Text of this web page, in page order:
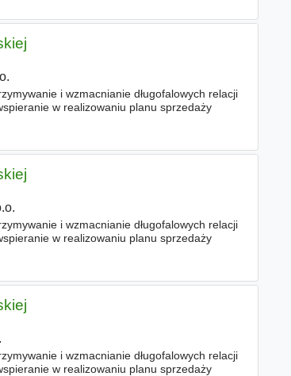
i wzmacnianie długofalowych relacji
w realizowaniu planu sprzedaży
i wzmacnianie długofalowych relacji
w realizowaniu planu sprzedaży
i wzmacnianie długofalowych relacji
w realizowaniu planu sprzedaży